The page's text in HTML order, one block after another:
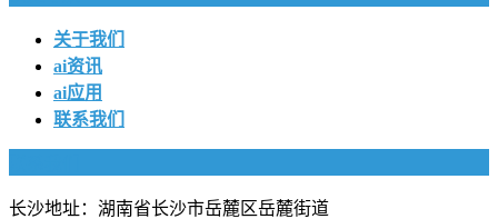
关于我们
ai资讯
ai应用
联系我们
长沙地址：湖南省长沙市岳麓区岳麓街道